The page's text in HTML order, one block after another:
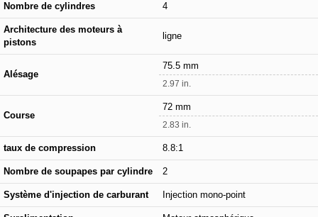
Nombre de cylindres 4
Architecture des moteurs à
pistons
ligne
Alésage
75.5 mm
2.97 in.
Course
72 mm
2.83 in.
taux de compression 8.8:1
Nombre de soupapes par cylindre 2
Système d'injection de carburant Injection mono-point